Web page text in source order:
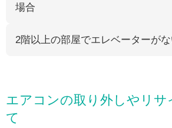
場合
2階以上の部屋でエレベーターが
エアコンの取り外しやリサ
て